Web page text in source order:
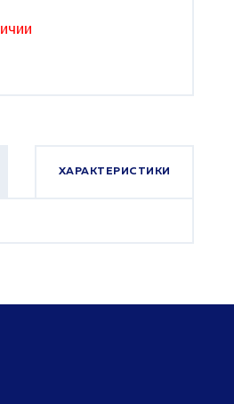
ХАРАКТЕРИСТИКИ